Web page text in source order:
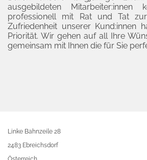
ausgebildeten
professionell mit Rat und Tat
Zufriedenheit unserer Kund:innen
Priorität. Wir gehen auf all Ihre
gemeinsam mit Ihnen die für Sie
Linke Bahnzeile 28
2483 Ebreichsdorf